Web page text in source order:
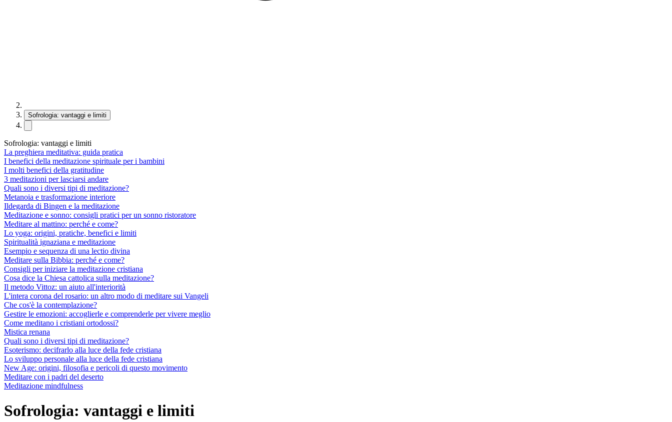
Sofrologia: vantaggi e limiti
Sofrologia: vantaggi e limiti
La preghiera meditativa: guida pratica
I benefici della meditazione spirituale per i bambini
I molti benefici della gratitudine
3 meditazioni per lasciarsi andare
Quali sono i diversi tipi di meditazione?
Metanoia e trasformazione interiore
Ildegarda di Bingen e la meditazione
Meditazione e sonno: consigli pratici per un sonno ristoratore
Meditare al mattino: perché e come?
Lo yoga: origini, pratiche, benefici e limiti
Spiritualità ignaziana e meditazione
Esempio e sequenza di una lectio divina
Meditare sulla Bibbia: perché e come?
Consigli per iniziare la meditazione cristiana
Cosa dice la Chiesa cattolica sulla meditazione?
Il metodo Vittoz: un aiuto all'interiorità
L'intera corona del rosario: un altro modo di meditare sui Vangeli
Che cos'è la contemplazione?
Gestire le emozioni: accoglierle e comprenderle per vivere meglio
Come meditano i cristiani ortodossi?
Mistica renana
Quali sono i diversi tipi di meditazione?
Esoterismo: decifrarlo alla luce della fede cristiana
Lo sviluppo personale alla luce della fede cristiana
New Age: origini, filosofia e pericoli di questo movimento
Meditare con i padri del deserto
Meditazione mindfulness
Sofrologia: vantaggi e limiti